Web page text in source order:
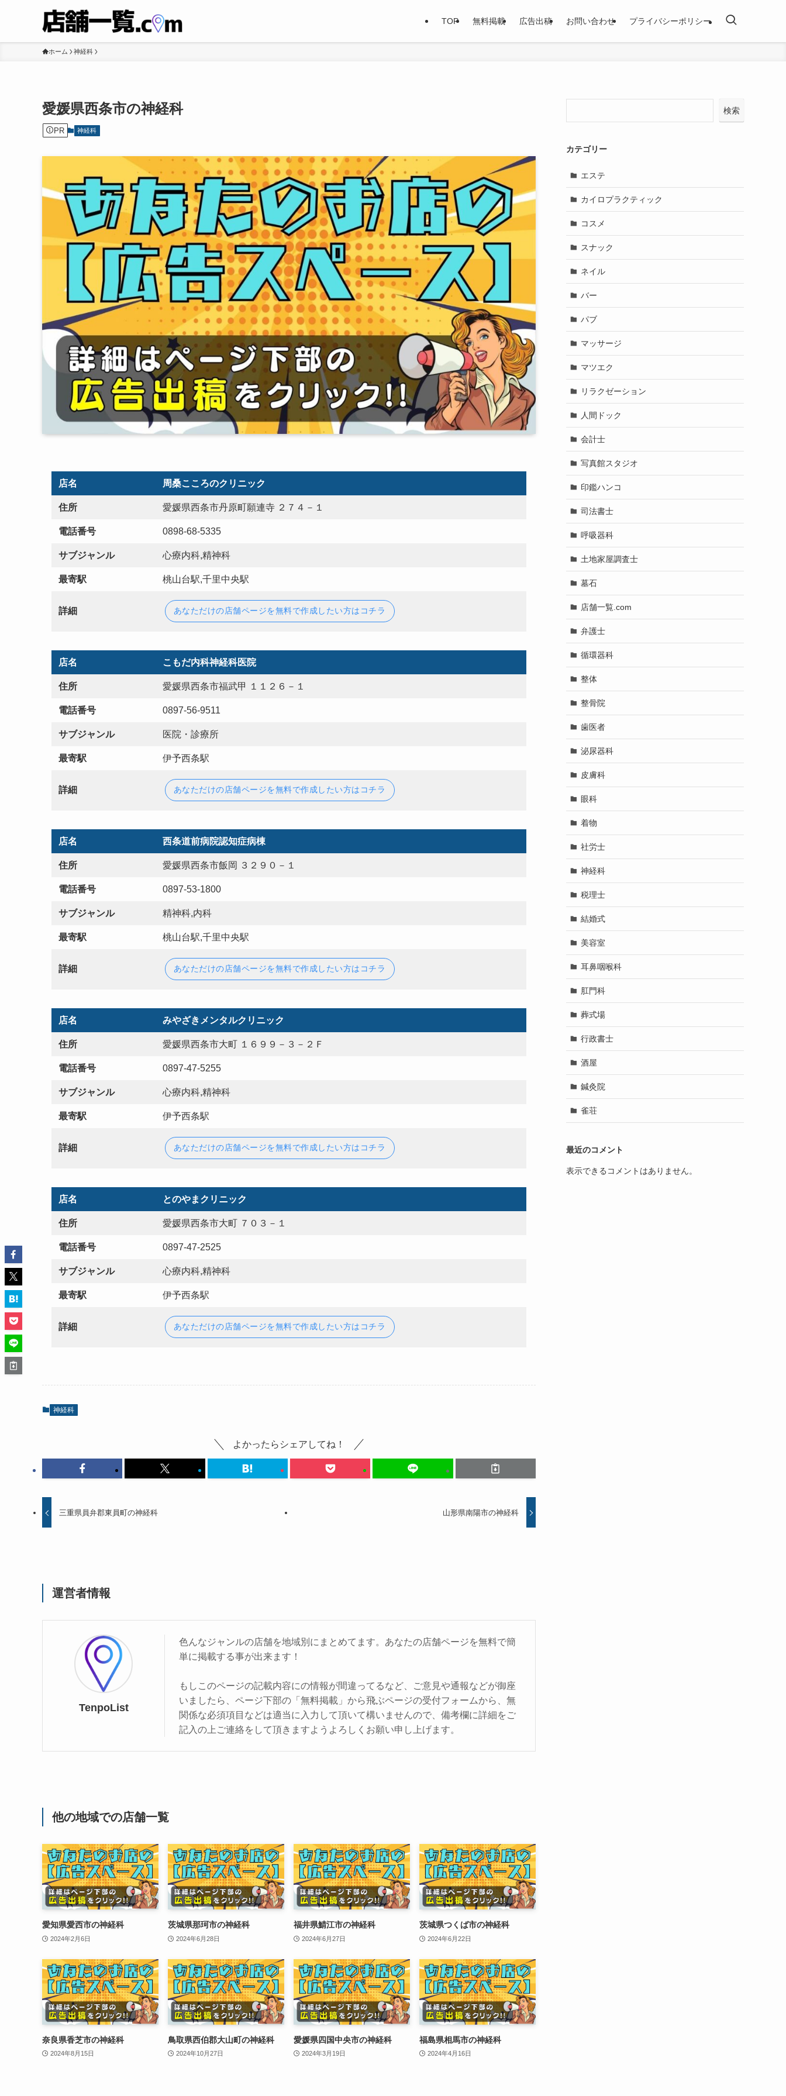
TOP 無料掲載 広告出稿 お問い合わせ プライバシーポリシー
ホーム 神経科
愛媛県西条市の神経科
PR 神経科
店名 周桑こころのクリニック
住所 愛媛県西条市丹原町願連寺 ２７４－１
電話番号 0898-68-5335
サブジャンル 心療内科,精神科
最寄駅 桃山台駅,千里中央駅
詳細 あなただけの店舗ページを無料で作成したい方はコチラ
店名 こもだ内科神経科医院
住所 愛媛県西条市福武甲 １１２６－１
電話番号 0897-56-9511
サブジャンル 医院・診療所
最寄駅 伊予西条駅
詳細 あなただけの店舗ページを無料で作成したい方はコチラ
店名 西条道前病院認知症病棟
住所 愛媛県西条市飯岡 ３２９０－１
電話番号 0897-53-1800
サブジャンル 精神科,内科
最寄駅 桃山台駅,千里中央駅
詳細 あなただけの店舗ページを無料で作成したい方はコチラ
店名 みやざきメンタルクリニック
住所 愛媛県西条市大町 １６９９－３－２Ｆ
電話番号 0897-47-5255
サブジャンル 心療内科,精神科
最寄駅 伊予西条駅
詳細 あなただけの店舗ページを無料で作成したい方はコチラ
店名 とのやまクリニック
住所 愛媛県西条市大町 ７０３－１
電話番号 0897-47-2525
サブジャンル 心療内科,精神科
最寄駅 伊予西条駅
詳細 あなただけの店舗ページを無料で作成したい方はコチラ
神経科
よかったらシェアしてね！
三重県員弁郡東員町の神経科 山形県南陽市の神経科
運営者情報
TenpoList
色んなジャンルの店舗を地域別にまとめてます。あなたの店舗ページを無料で簡
単に掲載する事が出来ます！
もしこのページの記載内容にの情報が間違ってるなど、ご意見や通報などが御座
いましたら、ページ下部の「無料掲載」から飛ぶページの受付フォームから、無
関係な必須項目などは適当に入力して頂いて構いませんので、備考欄に詳細をご
記入の上ご連絡をして頂きますようよろしくお願い申し上げます。
他の地域での店舗一覧
愛知県愛西市の神経科
2024年2月6日
茨城県那珂市の神経科
2024年6月28日
福井県鯖江市の神経科
2024年6月27日
茨城県つくば市の神経科
2024年6月22日
奈良県香芝市の神経科
2024年8月15日
鳥取県西伯郡大山町の神経科
2024年10月27日
愛媛県四国中央市の神経科
2024年3月19日
福島県相馬市の神経科
2024年4月16日
検索
カテゴリー
エステ
カイロプラクティック
コスメ
スナック
ネイル
バー
パブ
マッサージ
マツエク
リラクゼーション
人間ドック
会計士
写真館スタジオ
印鑑ハンコ
司法書士
呼吸器科
土地家屋調査士
墓石
店舗一覧.com
弁護士
循環器科
整体
整骨院
歯医者
泌尿器科
皮膚科
眼科
着物
社労士
神経科
税理士
結婚式
美容室
耳鼻咽喉科
肛門科
葬式場
行政書士
酒屋
鍼灸院
雀荘
最近のコメント
表示できるコメントはありません。